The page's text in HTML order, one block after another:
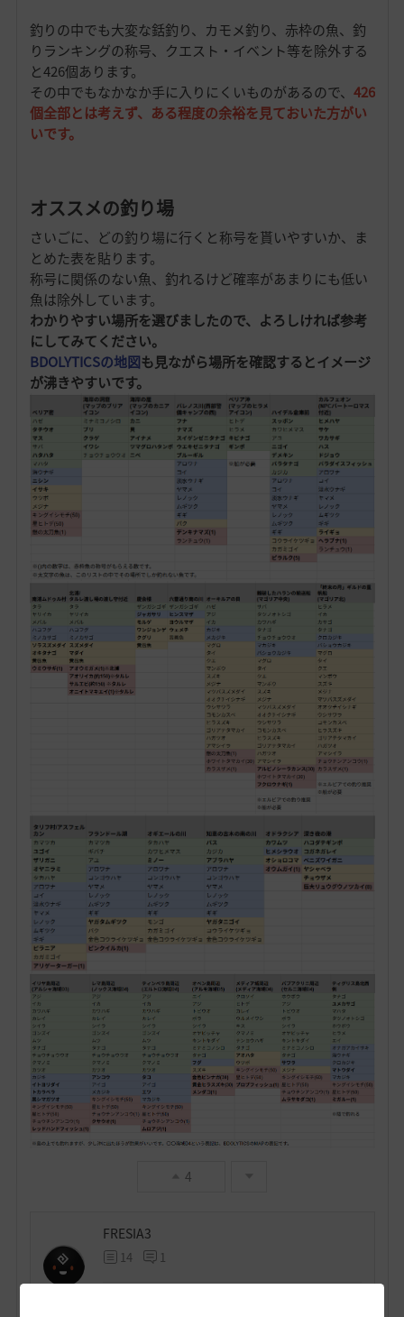
釣りの中でも大変な銛釣り、カモメ釣り、赤枠の魚、釣
りランキングの称号、クエスト・イベント等を除外する
と426個あります。
その中でもなかなか手に入りにくいものがあるので、 426
個全部とは考えず、ある程度の余裕を見ておいた方がい
いです。
オススメの釣り場
さいごに、どの釣り場に行くと称号を貰いやすいか、ま
とめた表を貼ります。
称号に関係のない魚、釣れるけど確率があまりにも低い
魚は除外しています。
わかりやすい場所を選びましたので、よろしければ参考
にしてみてください。
BDOLYTICSの地図も見ながら場所を確認するとイメージ
が沸きやすいです。
4
FRESIA3
14 1